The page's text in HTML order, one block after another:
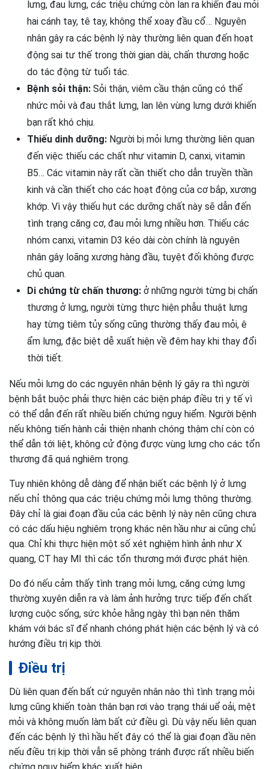
lưng, đau lưng, các triệu chứng còn lan ra khiến đau mỏi
hai cánh tay, tê tay, không thể xoay đầu cổ… Nguyên
nhân gây ra các bệnh lý này thường liên quan đến hoạt
động sai tư thế trong thời gian dài, chấn thương hoặc
do tác động từ tuổi tác.
Bệnh sỏi thận: Sỏi thận, viêm cầu thận cũng có thể
nhức mỏi và đau thắt lưng, lan lên vùng lưng dưới khiến
bạn rất khó chịu.
Thiếu dinh dưỡng: Người bị mỏi lưng thường liên quan
đến việc thiếu các chất như vitamin D, canxi, vitamin
B5… Các vitamin này rất cần thiết cho dẫn truyền thần
kinh và cần thiết cho các hoạt động của cơ bắp, xương
khớp. Vì vậy thiếu hụt các dưỡng chất này sẽ dẫn đến
tình trạng căng cơ, đau mỏi lưng nhiều hơn. Thiếu các
nhóm canxi, vitamin D3 kéo dài còn chính là nguyên
nhân gây loãng xương hàng đầu, tuyệt đối không được
chủ quan.
Di chứng từ chấn thương: ở những người từng bị chấn
thương ở lưng, người từng thực hiện phẫu thuật lưng
hay từng tiêm tủy sống cũng thường thấy đau mỏi, ê
ẩm lưng, đặc biệt dễ xuất hiện về đêm hay khi thay đổi
thời tiết.
Nếu mỏi lưng do các nguyên nhân bệnh lý gây ra thì người
bệnh bắt buộc phải thực hiện các biện pháp điều trị y tế vì
có thể dẫn đến rất nhiều biến chứng nguy hiểm. Người bệnh
nếu không tiến hành cải thiện nhanh chóng thậm chí còn có
thể dẫn tới liệt, không cử động được vùng lưng cho các tổn
thương đã quá nghiêm trọng.
Tuy nhiên không dễ dàng để nhận biết các bệnh lý ở lưng
nếu chỉ thông qua các triệu chứng mỏi lưng thông thường.
Đây chỉ là giai đoạn đầu của các bệnh lý này nên cũng chưa
có các dấu hiệu nghiêm trọng khác nên hầu như ai cũng chủ
qua. Chỉ khi thực hiện một số xét nghiệm hình ảnh như X
quang, CT hay MI thì các tổn thương mới được phát hiện.
Do đó nếu cảm thấy tình trạng mỏi lưng, căng cứng lưng
thường xuyên diễn ra và làm ảnh hưởng trực tiếp đến chất
lượng cuộc sống, sức khỏe hằng ngày thì bạn nên thăm
khám với bác sĩ để nhanh chóng phát hiện các bệnh lý và có
hướng điều trị kịp thời.
Điều trị
Dù liên quan đến bất cứ nguyên nhân nào thì tình trạng mỏi
lưng cũng khiến toàn thân bạn rơi vào trạng thái uể oải, mệt
mỏi và không muốn làm bất cứ điều gì. Dù vậy nếu liên quan
đến các bệnh lý thì hầu hết đây có thể là giai đoạn đầu nên
nếu điều trị kịp thời vẫn sẽ phòng tránh được rất nhiều biến